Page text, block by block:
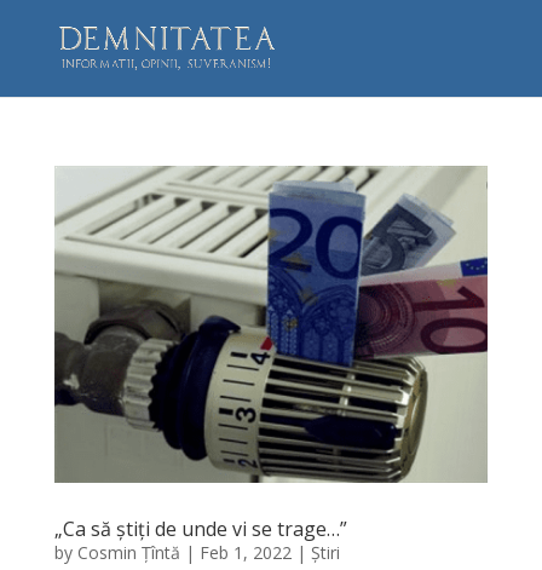
„Ca să știți de unde vi se trage…”
by Cosmin Țîntă | Feb 1, 2022| Știri